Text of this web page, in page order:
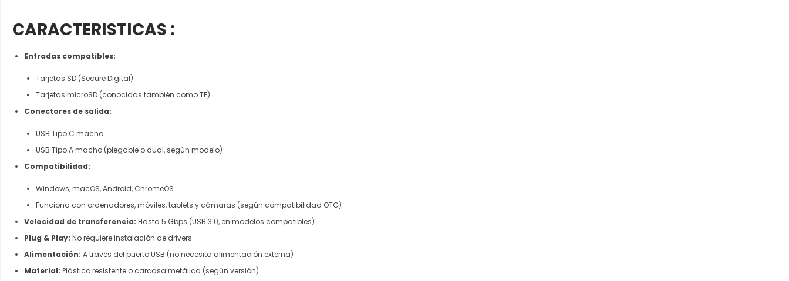
CARACTERISTICAS :
Entradas compatibles:
Tarjetas SD (Secure Digital)
Tarjetas microSD (conocidas también como TF)
Conectores de salida:
USB Tipo C macho
USB Tipo A macho (plegable o dual, según modelo)
Compatibilidad:
Windows, macOS, Android, ChromeOS
Funciona con ordenadores, móviles, tablets y cámaras (según compatibilidad OTG)
Velocidad de transferencia: Hasta 5 Gbps (USB 3.0, en modelos compatibles)
Plug & Play: No requiere instalación de drivers
Alimentación: A través del puerto USB (no necesita alimentación externa)
Material: Plástico resistente o carcasa metálica (según versión)